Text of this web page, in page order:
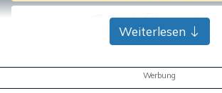
Bank-Überweisung
Weiterlesen
Werbung